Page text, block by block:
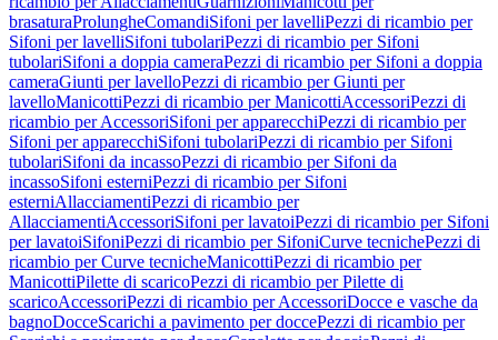
brasaturaProlungheComandiSifoni per lavelliPezzi di ricambio per
Sifoni per lavelliSifoni tubolariPezzi di ricambio per Sifoni
tubolariSifoni a doppia cameraPezzi di ricambio per Sifoni a doppia
cameraGiunti per lavelloPezzi di ricambio per Giunti per
lavelloManicottiPezzi di ricambio per ManicottiAccessoriPezzi di
ricambio per AccessoriSifoni per apparecchiPezzi di ricambio per
Sifoni per apparecchiSifoni tubolariPezzi di ricambio per Sifoni
tubolariSifoni da incassoPezzi di ricambio per Sifoni da
incassoSifoni esterniPezzi di ricambio per Sifoni
esterniAllacciamentiPezzi di ricambio per
AllacciamentiAccessoriSifoni per lavatoiPezzi di ricambio per Sifoni
per lavatoiSifoniPezzi di ricambio per SifoniCurve tecnichePezzi di
ricambio per Curve tecnicheManicottiPezzi di ricambio per
ManicottiPilette di scaricoPezzi di ricambio per Pilette di
scaricoAccessoriPezzi di ricambio per AccessoriDocce e vasche da
bagnoDocceScarichi a pavimento per doccePezzi di ricambio per